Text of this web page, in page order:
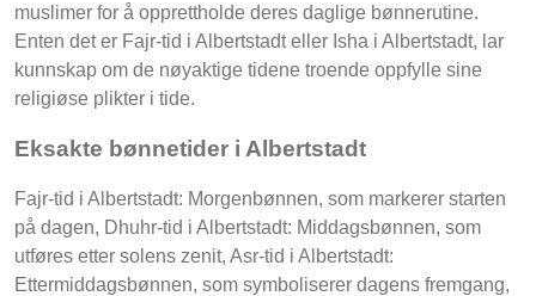
muslimer for å opprettholde deres daglige bønnerutine.
Enten det er Fajr-tid i Albertstadt eller Isha i Albertstadt, lar
kunnskap om de nøyaktige tidene troende oppfylle sine
religiøse plikter i tide.
Eksakte bønnetider i Albertstadt
Fajr-tid i Albertstadt: Morgenbønnen, som markerer starten
på dagen, Dhuhr-tid i Albertstadt: Middagsbønnen, som
utføres etter solens zenit, Asr-tid i Albertstadt:
Ettermiddagsbønnen, som symboliserer dagens fremgang,